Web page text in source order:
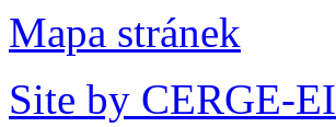
Mapa stránek
Site by CERGE-EI